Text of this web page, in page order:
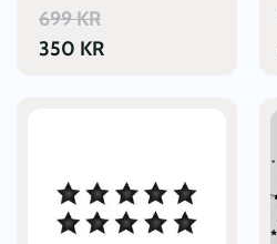
699KR
350 KR